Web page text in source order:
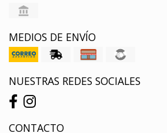
MEDIOS DE ENVÍO
NUESTRAS REDES SOCIALES
CONTACTO